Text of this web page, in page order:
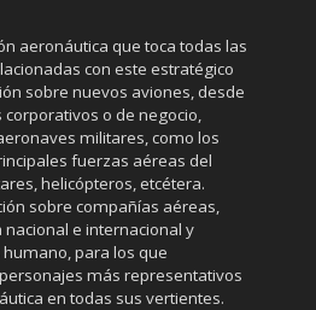
aeronáutica que toca todas las
con este estratégico
sobre nuevos aviones, desde
o de negocio,
militares, como los
fuerzas aéreas del
helicópteros, etcétera.
sobre compañías aéreas,
e internacional y
para los que
más representativos
en todas sus vertientes.